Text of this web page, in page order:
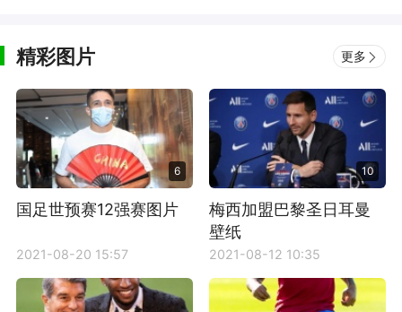
精彩图片 更多
6
国足世预赛12强赛图片
2021-08-20 15:57
10
梅西加盟巴黎圣日耳曼
壁纸
2021-08-12 10:35